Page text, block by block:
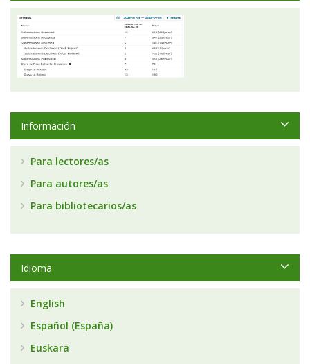
Información
Para lectores/as
Para autores/as
Para bibliotecarios/as
Idioma
English
Español (España)
Euskara